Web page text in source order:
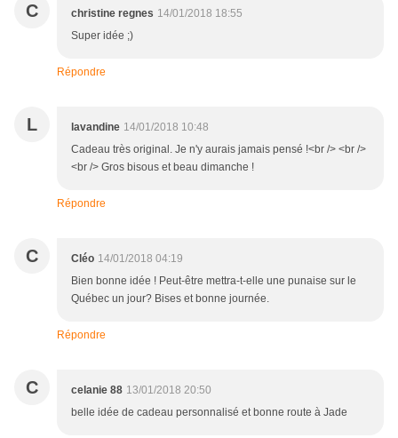
C christine regnes 14/01/2018 18:55
Super idée ;)
Répondre
L lavandine 14/01/2018 10:48
Cadeau très original. Je n'y aurais jamais pensé !<br /> <br />
<br /> Gros bisous et beau dimanche !
Répondre
C Cléo 14/01/2018 04:19
Bien bonne idée ! Peut-être mettra-t-elle une punaise sur le
Québec un jour? Bises et bonne journée.
Répondre
C celanie 88 13/01/2018 20:50
belle idée de cadeau personnalisé et bonne route à Jade